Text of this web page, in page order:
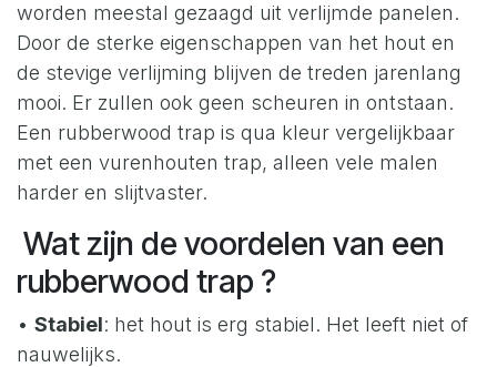
worden meestal gezaagd uit verlijmde panelen.
Door de sterke eigenschappen van het hout en
de stevige verlijming blijven de treden jarenlang
mooi. Er zullen ook geen scheuren in ontstaan.
Een rubberwood trap is qua kleur vergelijkbaar
met een vurenhouten trap, alleen vele malen
harder en slijtvaster.
Wat zijn de voordelen van een
rubberwood trap ?
• Stabiel: het hout is erg stabiel. Het leeft niet of
nauwelijks.